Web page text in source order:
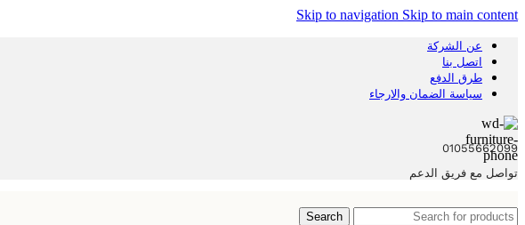
Skip to navigation Skip to main content
عن الشركة
اتصل بنا
طرق الدفع
سياسة الضمان والارجاء
01055662099
تواصل مع فريق الدعم
Search